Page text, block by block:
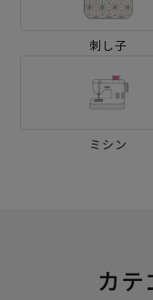
刺し子
ミシン
カ